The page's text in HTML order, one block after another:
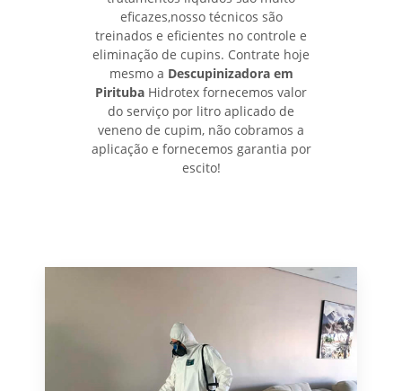
eficazes,nosso técnicos são
treinados e eficientes no controle e
eliminação de cupins. Contrate hoje
mesmo a Descupinizadora em
Pirituba Hidrotex fornecemos valor
do serviço por litro aplicado de
veneno de cupim, não cobramos a
aplicação e fornecemos garantia por
escito!